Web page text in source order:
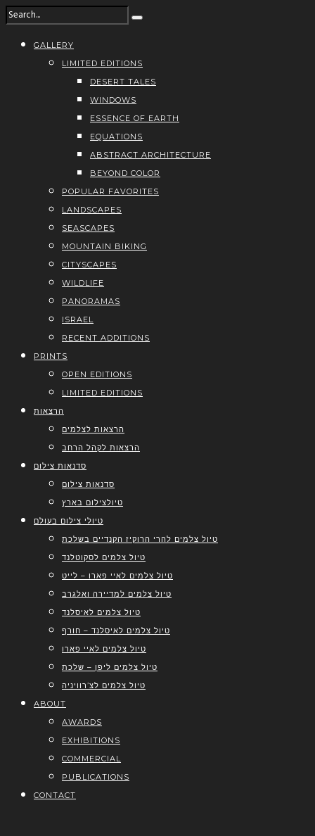
GALLERY
LIMITED EDITIONS
DESERT TALES
WINDOWS
ESSENCE OF EARTH
EQUATIONS
ABSTRACT ARCHITECTURE
BEYOND COLOR
POPULAR FAVORITES
LANDSCAPES
SEASCAPES
MOUNTAIN BIKING
CITYSCAPES
WILDLIFE
PANORAMAS
ISRAEL
RECENT ADDITIONS
PRINTS
OPEN EDITIONS
LIMITED EDITIONS
הרצאות
הרצאות לצלמים
הרצאות לקהל הרחב
סדנאות צילום
סדנאות צילום
טיולצילום בארץ
טיולי צילום בעולם
טיול צלמים להרי הרוקיז הקנדיים בשלכת
טיול צלמים לסקוטלנד
טיול צלמים לאיי פארו – לייט
טיול צלמים למדיירה ואלגרב
טיול צלמים לאיסלנד
טיול צלמים לאיסלנד – חורף
טיול צלמים לאיי פארו
טיול צלמים ליפן – שלכת
טיול צלמים לצ’רוויניה
ABOUT
AWARDS
EXHIBITIONS
COMMERCIAL
PUBLICATIONS
CONTACT